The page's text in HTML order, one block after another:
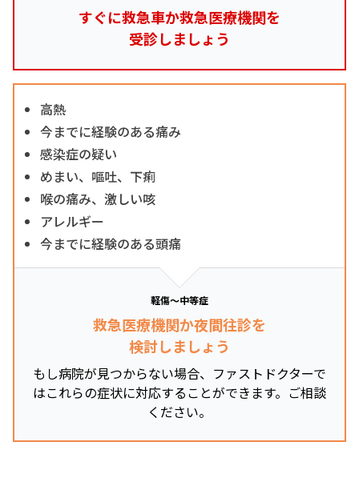
すぐに救急車か救急医療機関を
受診しましょう
高熱
今までに経験のある痛み
感染症の疑い
めまい、嘔吐、下痢
喉の痛み、激しい咳
アレルギー
今までに経験のある頭痛
軽傷～中等症
救急医療機関か夜間往診を
検討しましょう
もし病院が見つからない場合、ファストドクターで
はこれらの症状に対応することができます。ご相談
ください。